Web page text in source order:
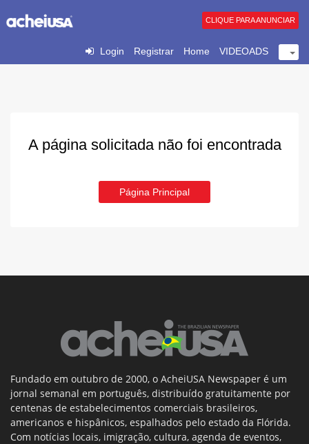
Login Registrar Home VIDEOADS
CLIQUE PARA ANUNCIAR
A página solicitada não foi encontrada
Página Principal
Fundado em outubro de 2000, o AcheiUSA Newspaper é um
jornal semanal em português, distribuído gratuitamente por
centenas de estabelecimentos comerciais brasileiros,
americanos e hispânicos, espalhados pelo estado da Flórida.
Com notícias locais, imigração, cultura, agenda de eventos,